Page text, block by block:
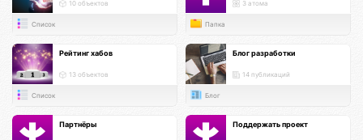
10 объектов
Список
3 атома
Папка
Рейтинг хабов
13 объектов
Список
Блог разработки
14 публикаций
Блог
Партнёры Поддержать проект